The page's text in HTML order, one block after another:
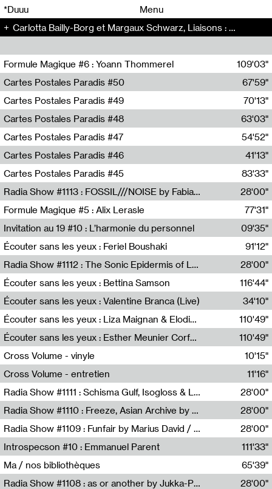
*Duuu
Menu
Carlotta Bailly-Borg et Margaux Schwarz, Liaisons : Susan Sontag - Radio Bonaventure (16)
Formule Magique #6 : Yoann Thommerel
Nathalie Lacroix,Yoann Thommerel
109'03"
Cartes Postales Paradis #50
Zoé Leroux
67'59"
Cartes Postales Paradis #49
Aurore Portales
70'13"
Cartes Postales Paradis #48
Mathias Dupaquier
63'03"
Cartes Postales Paradis #47
Raymond Engramer
54'52"
Cartes Postales Paradis #46
Sarah Banville
41'13"
Cartes Postales Paradis #45
Mateo Cuin
83'33"
Radia Show #1113 : FOSSIL///NOISE by Fabiana Gibim / Wave Farm
Wave Farm
28'00"
Formule Magique #5 : Alix Lerasle
Nathalie Lacroix
77'31"
Invitation au 19 #10 : L’harmonie du personnel
19, CRAC
09'35"
Écouter sans les yeux : Feriel Boushaki
Feriel Boushaki
91'12"
Radia Show #1112 : The Sonic Epidermis of Lake Léman by Paul Courlet / Guest Slot
28'00"
Écouter sans les yeux : Bettina Samson
Bettina Samson
116'44"
Écouter sans les yeux : Valentine Branca (Live)
Valentine Branca
34'10"
Écouter sans les yeux : Liza Maignan & Elodie Lecat
Liza Maignan,Elodie Lecat
110'49"
Écouter sans les yeux : Esther Meunier Corfdyr
Esther Meunier Corfdyr
110'49"
Cross Volume - vinyle
10'15"
Cross Volume - entretien
11'16"
Radia Show #1111 : Schisma Gulf, Isogloss & Lament For The Old Clock By Harvey Young / Resonance
Resonance
28'00"
Radia Show #1110 : Freeze, Asian Archive by Avita Maheen / Radio Worm
Radio WORM
28'00"
Radia Show #1109 : Funfair by Marius David / JET FM
Jet FM
28'00"
Introspecson #10 : Emmanuel Parent
Pierre Henry,Emmanuel Parent
111'33"
Ma / nos bibliothèques
Sarah Tritz,Elene Lapiashivili,Justin Marconnet,Mateo Cuche,Esther Lechevalier,Suzie Lecroart,Romance Castelet
65'39"
Radia Show #1108 : as or another by Jukka-Pekka Kervinen / Rádio Zero
28'00"
00 00
00 00